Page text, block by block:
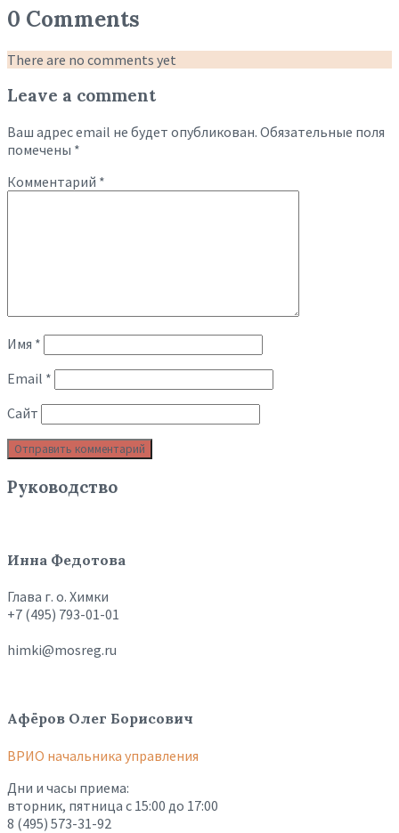
0 Comments
There are no comments yet
Leave a comment
Ваш адрес email не будет опубликован. Обязательные поля
помечены *
Комментарий *
Имя *
Email *
Сайт
Руководство
Инна Федотова
Глава г. о. Химки
+7 (495) 793-01-01
himki@mosreg.ru
Афёров Олег Борисович
ВРИО начальника управления
Дни и часы приема:
вторник, пятница с 15:00 до 17:00
8 (495) 573-31-92